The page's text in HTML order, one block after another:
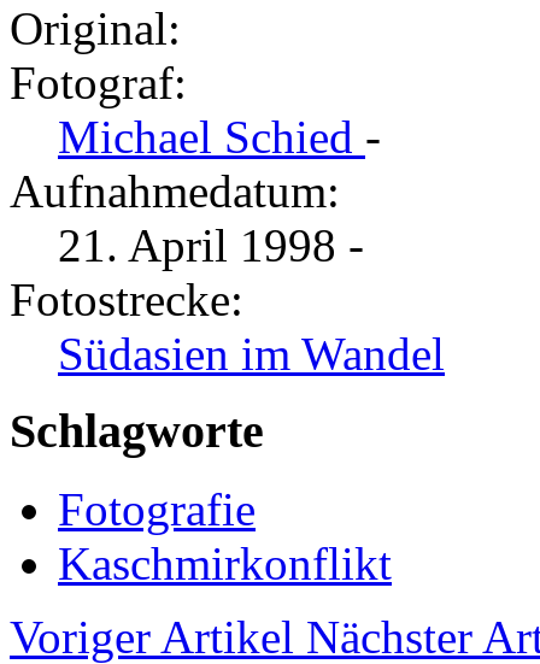
Original:
Fotograf:
Michael Schied -
Aufnahmedatum:
21. April 1998 -
Fotostrecke:
Südasien im Wandel
Schlagworte
Fotografie
Kaschmirkonflikt
Voriger Artikel Nächster